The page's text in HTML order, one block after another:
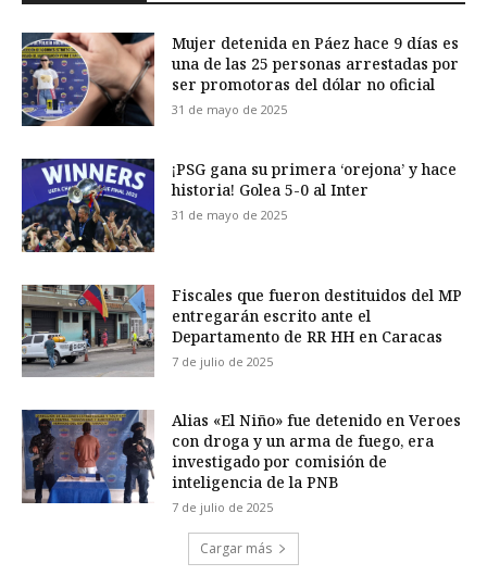
Mujer detenida en Páez hace 9 días es
una de las 25 personas arrestadas por
ser promotoras del dólar no oficial
31 de mayo de 2025
¡PSG gana su primera ‘orejona’ y hace
historia! Golea 5-0 al Inter
31 de mayo de 2025
Fiscales que fueron destituidos del MP
entregarán escrito ante el
Departamento de RR HH en Caracas
7 de julio de 2025
Alias «El Niño» fue detenido en Veroes
con droga y un arma de fuego, era
investigado por comisión de
inteligencia de la PNB
7 de julio de 2025
Cargar más